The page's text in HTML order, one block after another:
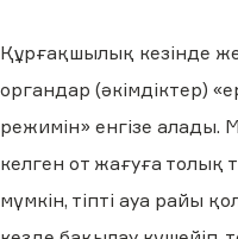
Құрғақшылық кезінде
органдар (әкімдіктер)
режимін» енгізе алады.
келген от жағуға
мүмкін, тіпті ауа райы